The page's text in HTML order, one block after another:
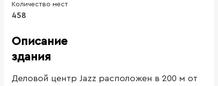
Количество мест
458
Описание
здания
Деловой центр Jazz расположен в 200 м от